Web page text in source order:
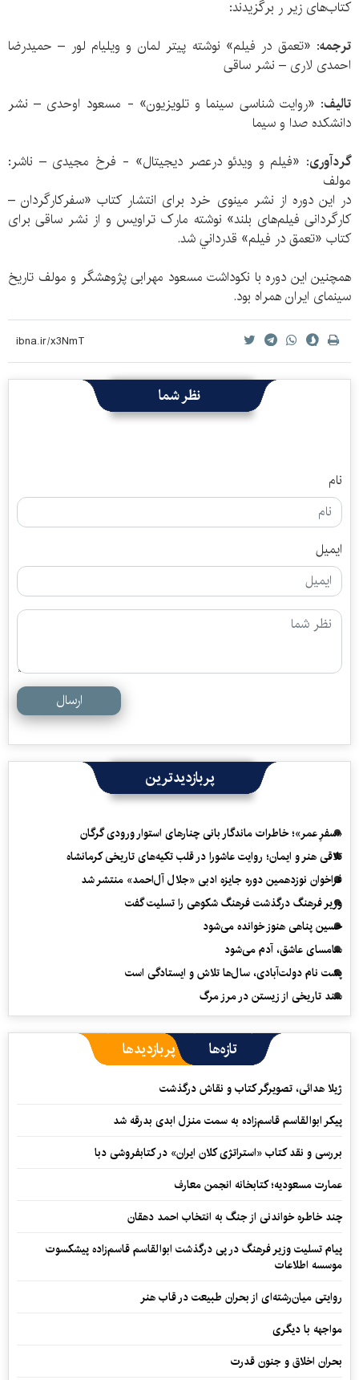
کتاب‌های زیر ر برگزیدند:
ترجمه: «تعمق در فیلم» نوشته پیتر لمان و ویلیام لور – حمیدرضا
احمدی لاری – نشر ساقی
تالیف: «روایت شناسی سینما و تلویزیون» - مسعود اوحدی – نشر
دانشکده صدا و سیما
گردآوری: «فیلم و ویدئو درعصر دیجیتال» - فرخ مجیدی – ناشر:
مولف
در این دوره از نشر مینوی خرد برای انتشار کتاب «سفرکارگردان –
کارگردانی فیلم‌های بلند» نوشته مارک تراویس و از نشر ساقی برای
کتاب «تعمق در فیلم» قدرداني شد.
همچنین این دوره با نکوداشت مسعود مهرابی پژوهشگر و مولف تاریخ
سینمای ایران همراه بود.
نظر شما
نام
ایمیل
ارسال
پربازدیدترین
«سفرِ عمر»؛ خاطرات ماندگار بانی چنارهای استوار ورودی گرگان
تلاقی هنر و ایمان؛ روایت عاشورا در قلب تکیه‌های تاریخی کرمانشاه
فراخوان نوزدهمین دوره جایزه ادبی «جلال آل‌احمد» منتشر شد
وزیر فرهنگ درگذشت فرهنگ شکوهی را تسلیت گفت
حسین پناهی هنوز خوانده می‌شود
سامسای عاشق، آدم می‌شود
پشت نام دولت‌آبادی، سال‌ها تلاش و ایستادگی است
سند تاریخی از زیستن در مرز مرگ
تازه‌ها پربازدیدها
ژیلا هدائی، تصویرگر کتاب و نقاش درگذشت
پیکر ابوالقاسم قاسم‌زاده به سمت منزل ابدی بدرقه شد
بررسی و نقد کتاب «استراتژی کلان ایران» در کتابفروشی دبا
عمارت مسعودیه؛ کتابخانه انجمن معارف
چند خاطره خواندنی از جنگ به انتخاب احمد دهقان
پیام تسلیت وزیر فرهنگ در پی درگذشت ابوالقاسم قاسم‌زاده پیشکسوت
موسسه اطلاعات
روایتی میان‌رشته‌ای از بحران طبیعت در قاب هنر
مواجهه با دیگری
بحران اخلاق و جنون قدرت